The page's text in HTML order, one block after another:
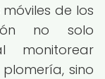
de los
no solo
monitorear
sino